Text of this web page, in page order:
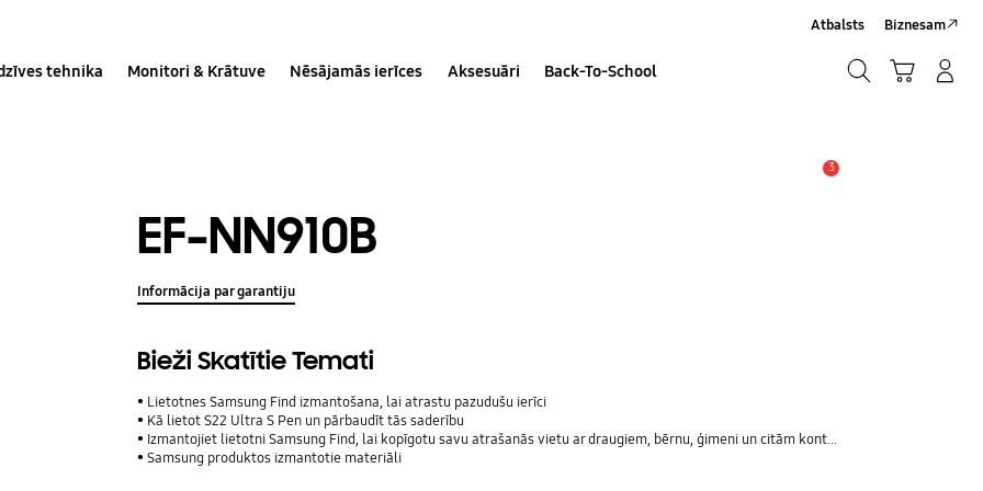
tehnika Monitori & Krātuve Nēsājamās ierīces Aksesuāri Back-To-School
Atbalsts Biznesam
3
EF-NN910B
Informācija par garantiju
Bieži Skatītie Temati
Lietotnes Samsung Find izmantošana, lai atrastu pazudušu ierīci
Kā lietot S22 Ultra S Pen un pārbaudīt tās saderību
Izmantojiet lietotni Samsung Find, lai kopīgotu savu atrašanās vietu ar draugiem, bērnu, ģimeni un citām kontaktpersonām
Samsung produktos izmantotie materiāli